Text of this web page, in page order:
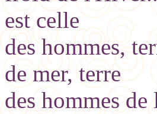
est celle
des hommes,
de mer, terre
des hommes